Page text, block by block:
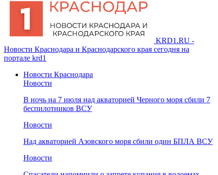
KRD1.RU -
Новости Краснодара и Краснодарского края сегодня на
портале krd1
Новости Краснодара
Новости
В ночь на 7 июля над акваторией Черного моря сбили 7
беспилотников ВСУ
Новости
Над акваторией Азовского моря сбили один БПЛА ВСУ
Новости